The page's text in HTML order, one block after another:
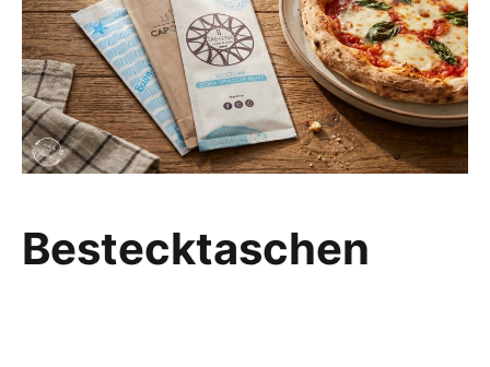
Bestecktaschen